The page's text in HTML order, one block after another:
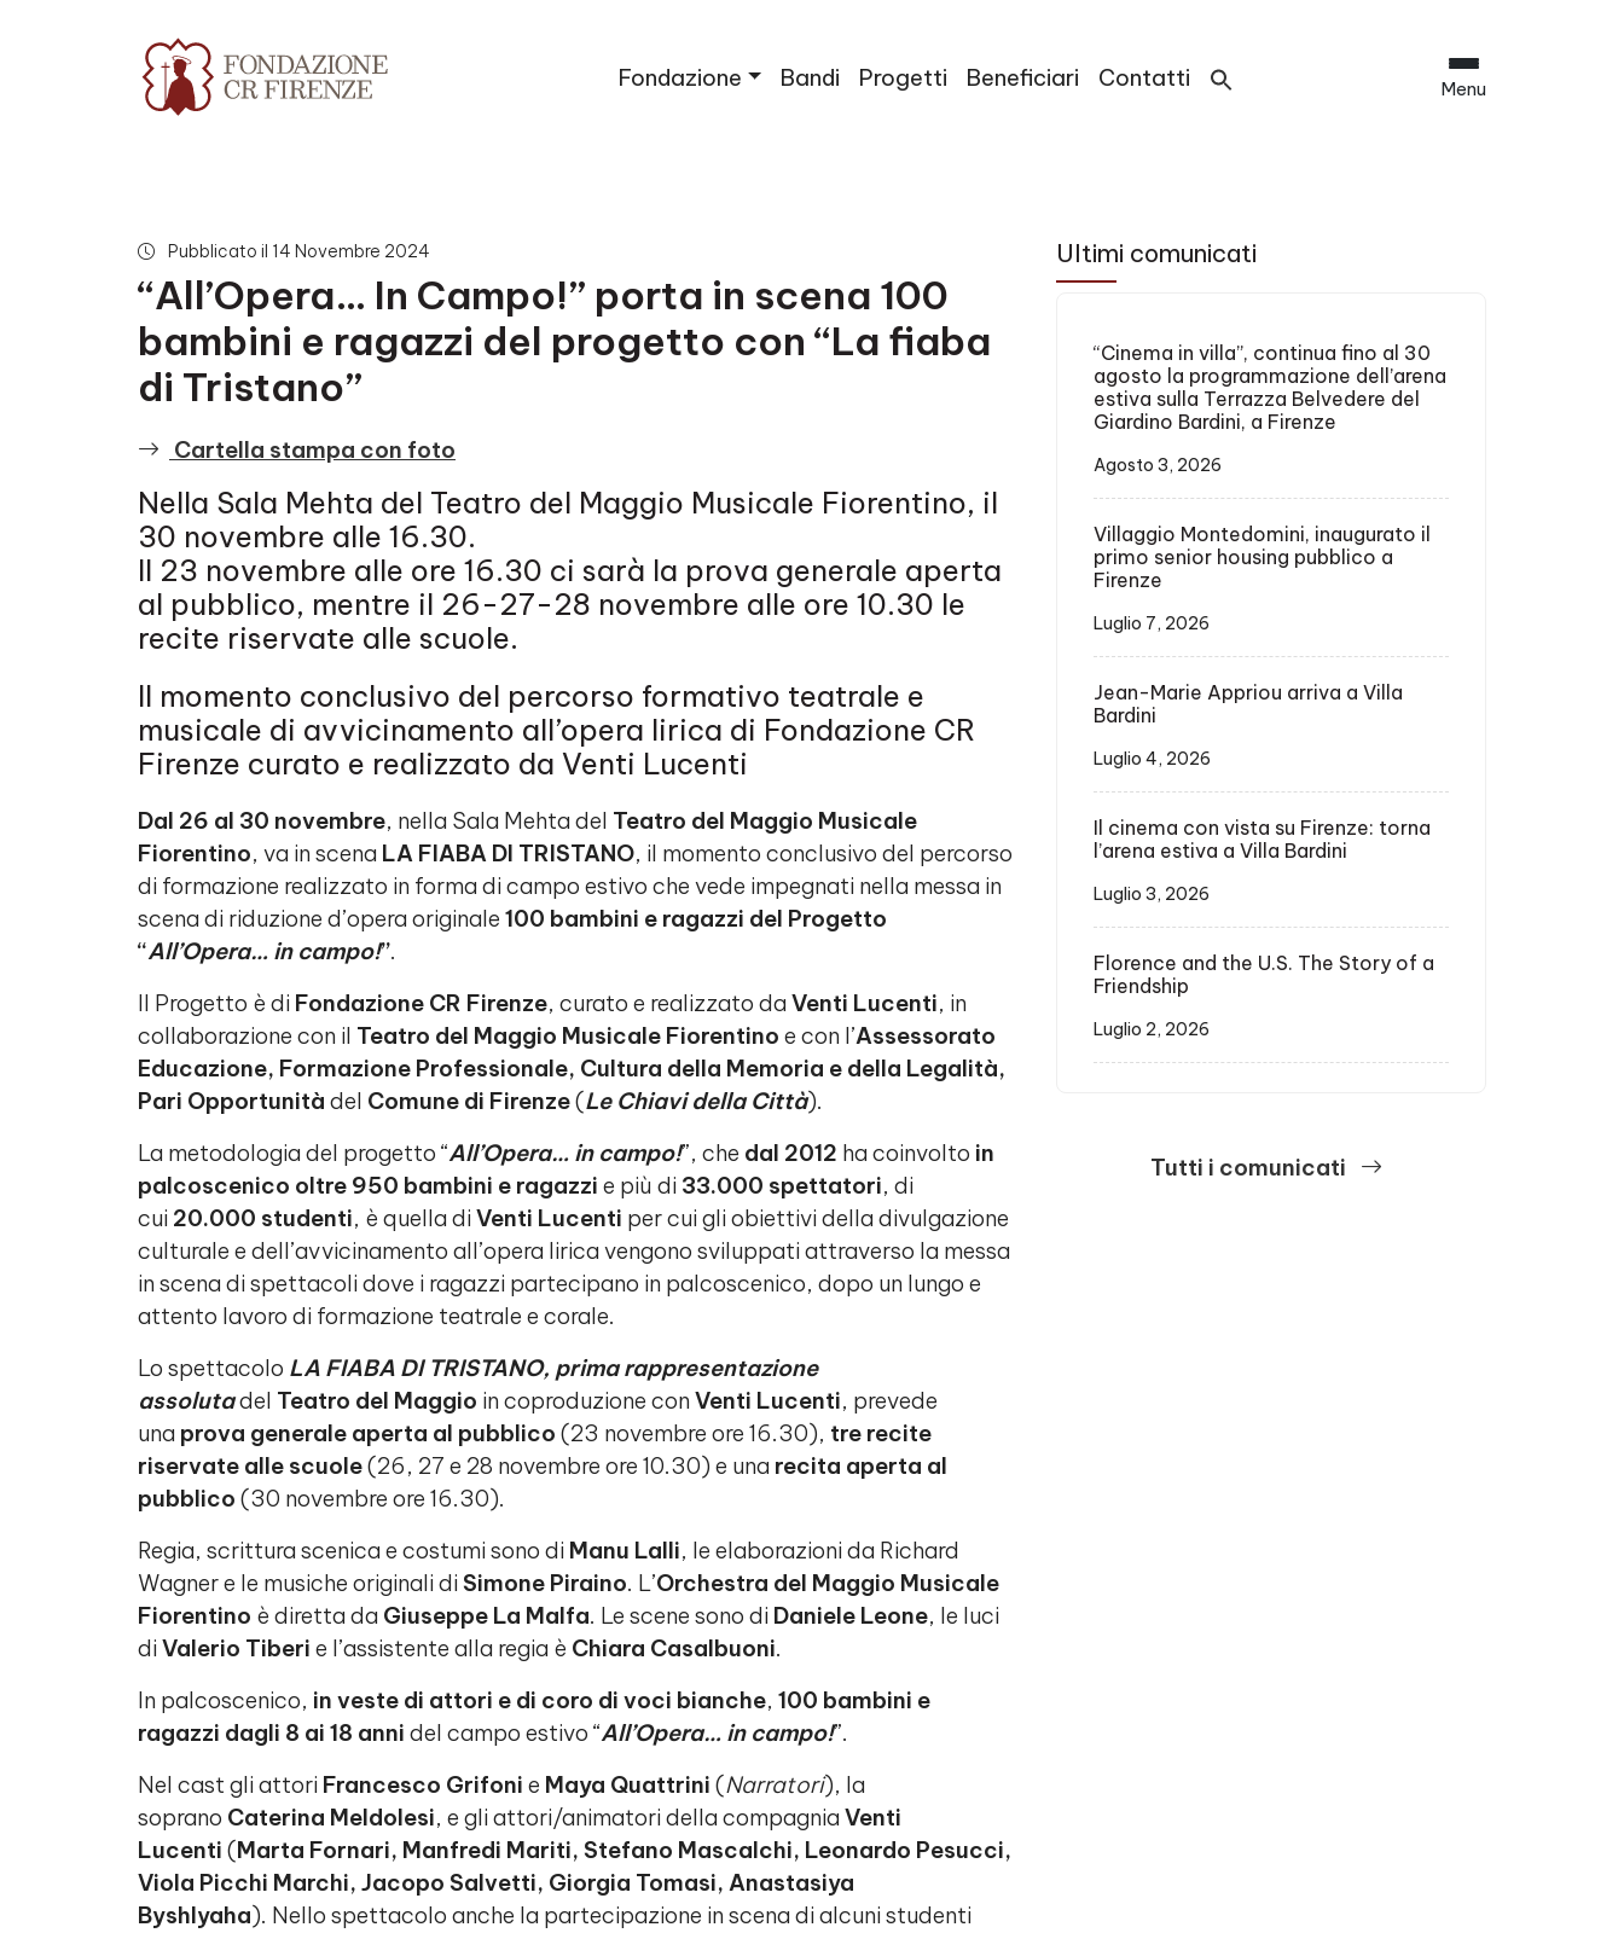
Fondazione Bandi Progetti Beneficiari Contatti Menu
Pubblicato il 14 Novembre 2024
“All’Opera… In Campo!” porta in scena 100
bambini e ragazzi del progetto con “La fiaba
di Tristano”
Cartella stampa con foto
Nella Sala Mehta del Teatro del Maggio Musicale Fiorentino, il
30 novembre alle 16.30.
Il 23 novembre alle ore 16.30 ci sarà la prova generale aperta
al pubblico, mentre il 26-27-28 novembre alle ore 10.30 le
recite riservate alle scuole.
Il momento conclusivo del percorso formativo teatrale e
musicale di avvicinamento all’opera lirica di Fondazione CR
Firenze curato e realizzato da Venti Lucenti
Dal 26 al 30 novembre, nella Sala Mehta del Teatro del Maggio Musicale
Fiorentino, va in scena LA FIABA DI TRISTANO, il momento conclusivo del percorso
di formazione realizzato in forma di campo estivo che vede impegnati nella messa in
scena di riduzione d’opera originale 100 bambini e ragazzi del Progetto
“All’Opera… in campo!”.
Il Progetto è di Fondazione CR Firenze, curato e realizzato da Venti Lucenti, in
collaborazione con il Teatro del Maggio Musicale Fiorentino e con l’Assessorato
Educazione, Formazione Professionale, Cultura della Memoria e della Legalità,
Pari Opportunità del Comune di Firenze(Le Chiavi della Città).
La metodologia del progetto “All’Opera… in campo!”, che dal 2012 ha coinvolto in
palcoscenico oltre 950 bambini e ragazzi e più di 33.000 spettatori, di
cui 20.000 studenti, è quella di Venti Lucenti per cui gli obiettivi della divulgazione
culturale e dell’avvicinamento all’opera lirica vengono sviluppati attraverso la messa
in scena di spettacoli dove i ragazzi partecipano in palcoscenico, dopo un lungo e
attento lavoro di formazione teatrale e corale.
Lo spettacolo LA FIABA DI TRISTANO, prima rappresentazione
assolutadel Teatro del Maggio in coproduzione con Venti Lucenti, prevede
una prova generale aperta al pubblico (23 novembre ore 16.30), tre recite
riservate alle scuole(26, 27 e 28 novembre ore 10.30) e una recita aperta al
pubblico (30 novembre ore 16.30).
Regia, scrittura scenica e costumi sono di Manu Lalli, le elaborazioni da Richard
Wagner e le musiche originali di Simone Piraino. L’Orchestra del Maggio Musicale
Fiorentino è diretta da Giuseppe La Malfa. Le scene sono di Daniele Leone, le luci
di Valerio Tiberi e l’assistente alla regia è Chiara Casalbuoni.
In palcoscenico, in veste di attori e di coro di voci bianche, 100 bambini e
ragazzi dagli 8 ai 18 anni del campo estivo “All’Opera… in campo!”.
Nel cast gli attori Francesco Grifoni e Maya Quattrini (Narratori), la
soprano Caterina Meldolesi, e gli attori/animatori della compagnia Venti
Lucenti (Marta Fornari, Manfredi Mariti, Stefano Mascalchi, Leonardo Pesucci,
Viola Picchi Marchi, Jacopo Salvetti, Giorgia Tomasi, Anastasiya
Byshlyaha). Nello spettacolo anche la partecipazione in scena di alcuni studenti
Ultimi comunicati
“Cinema in villa”, continua fino al 30
agosto la programmazione dell’arena
estiva sulla Terrazza Belvedere del
Giardino Bardini, a Firenze
Agosto 3, 2026
Villaggio Montedomini, inaugurato il
primo senior housing pubblico a
Firenze
Luglio 7, 2026
Jean-Marie Appriou arriva a Villa
Bardini
Luglio 4, 2026
Il cinema con vista su Firenze: torna
l’arena estiva a Villa Bardini
Luglio 3, 2026
Florence and the U.S. The Story of a
Friendship
Luglio 2, 2026
Tutti i comunicati